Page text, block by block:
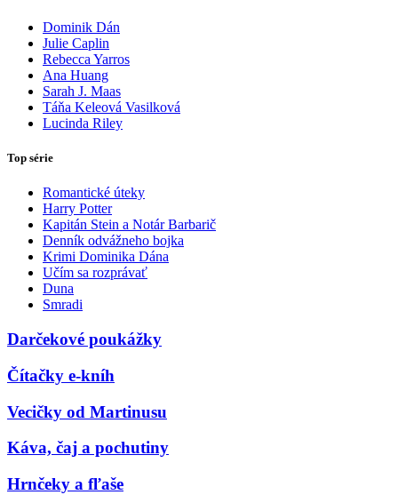
Dominik Dán
Julie Caplin
Rebecca Yarros
Ana Huang
Sarah J. Maas
Táňa Keleová Vasilková
Lucinda Riley
Top série
Romantické úteky
Harry Potter
Kapitán Stein a Notár Barbarič
Denník odvážneho bojka
Krimi Dominika Dána
Učím sa rozprávať
Duna
Smradi
Darčekové poukážky
Čítačky e-kníh
Vecičky od Martinusu
Káva, čaj a pochutiny
Hrnčeky a fľaše